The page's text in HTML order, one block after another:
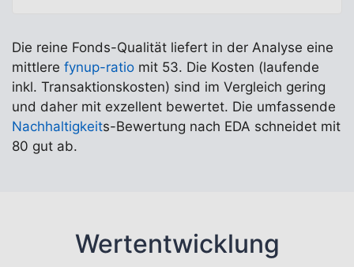
Die reine Fonds-Qualität liefert in der Analyse eine
mittlere fynup-ratio mit 53. Die Kosten (laufende
inkl. Transaktionskosten) sind im Vergleich gering
und daher mit exzellent bewertet. Die umfassende
Nachhaltigkeits-Bewertung nach EDA schneidet mit
80 gut ab.
Wertentwicklung